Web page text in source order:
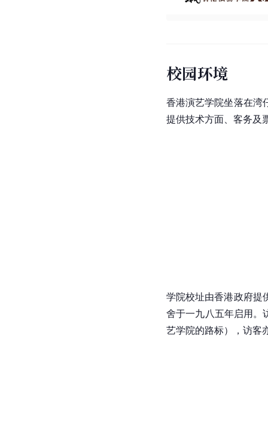
校园环境
香港演艺学院坐落在湾
提供技术方面、客务及
学院校址由香港政府提
舍于一九八五年启用。
艺学院的路标），访客